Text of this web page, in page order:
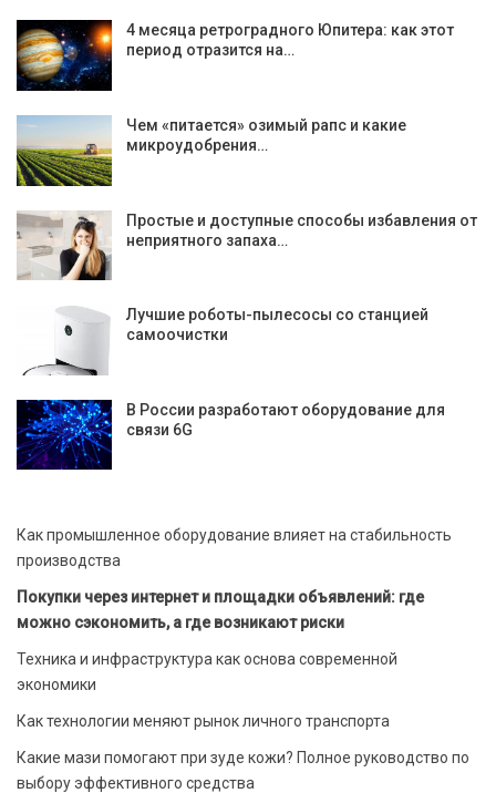
4 месяца ретроградного Юпитера: как этот
период отразится на…
Чем «питается» озимый рапс и какие
микроудобрения…
Простые и доступные способы избавления от
неприятного запаха…
Лучшие роботы-пылесосы со станцией
самоочистки
В России разработают оборудование для
связи 6G
Как промышленное оборудование влияет на стабильность
производства
Покупки через интернет и площадки объявлений: где
можно сэкономить, а где возникают риски
Техника и инфраструктура как основа современной
экономики
Как технологии меняют рынок личного транспорта
Какие мази помогают при зуде кожи? Полное руководство по
выбору эффективного средства